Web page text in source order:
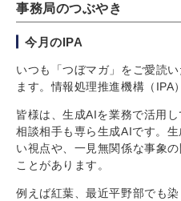
事務局のつぶやき
今月のIPA
いつも「つぼマガ」をご愛読
ます。情報処理推進機構（IPA
皆様は、生成AIを業務で活用
相談相手も専ら生成AIです。
い視点や、一見無関係な事象
ことがあります。
例えば紅葉、最近平野部でも